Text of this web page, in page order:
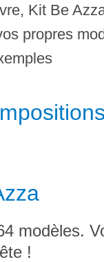
Kit Be
propres
modèles.
!